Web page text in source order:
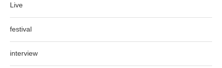
Live
festival
interview